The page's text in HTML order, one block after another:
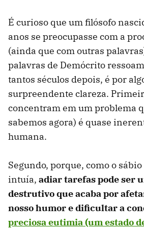
É curioso que um filósofo
anos se preocupasse com a
(ainda que com outras
palavras de Demócrito
tantos séculos depois, é por
surpreendente clareza.
concentram em um problema
sabemos agora) é quase
humana.
Segundo, porque, como o
intuía, adiar tarefas pode ser
destrutivo que acaba por
nosso humor e dificultar a
preciosa eutimia (um estado